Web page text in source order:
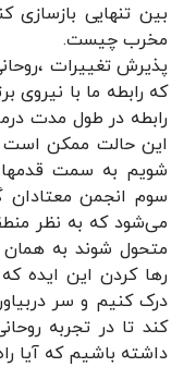
بین تنهایی بازسازی
مخرب چیست.
پذیرش تغییرات
که رابطه ما با نیروی
رابطه در طول مدت
این حالت ممکن است
شویم به سمت قدمها
سوم انجمن معتادان
می‌شود که به نظر
متحول شوند به همان
رها کردن این ایده
درک کنیم و سر
کند تا در تجربه
داشته باشیم که آیا